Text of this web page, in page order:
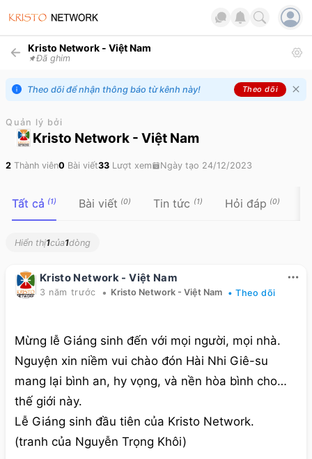
Kristo Network - Việt Nam
Đã ghim
Theo dõi để nhận thông báo từ kênh này! Theo dõi
Quản lý bởi
Kristo Network - Việt Nam
2 Thành viên0 Bài viết33 Lượt xem Ngày tạo 24/12/2023
Tất cả (1) Bài viết (0) Tin tức (1) Hỏi đáp (0)
Hiển thị1của1dòng
Kristo Network - Việt Nam
3 năm trước • Kristo Network - Việt Nam • Theo dõi
Mừng lễ Giáng sinh đến với mọi người, mọi nhà.
Nguyện xin niềm vui chào đón Hài Nhi Giê-su
mang lại bình an, hy vọng, và nền hòa bình cho
thế giới này.
Lễ Giáng sinh đầu tiên của Kristo Network.
(tranh của Nguyễn Trọng Khôi)